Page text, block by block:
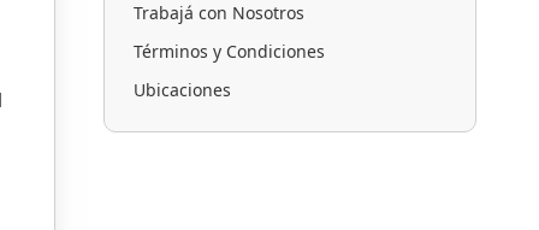
Trabajá con Nosotros
Términos y Condiciones
Ubicaciones